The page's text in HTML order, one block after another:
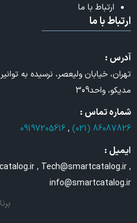
ارتباط با ما
ارتباط با ما
آدرس :
تهران، خیابان ولیعصر، نرسیده به
مدیکو، واحد309
شماره تماس :
86087826 (021)
,
09197205616
ایمیل :
, Tech@smartcatalog.ir ,
info@smartcatalog.ir